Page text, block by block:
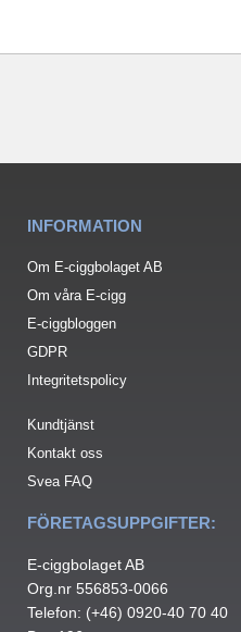
INFORMATION
Om E-ciggbolaget AB
Om våra E-cigg
E-ciggbloggen
GDPR
Integritetspolicy
Kundtjänst
Kontakt oss
Svea FAQ
FÖRETAGSUPPGIFTER:
E-ciggbolaget AB
Org.nr 556853-0066
Telefon: (+46) 0920-40 70 40